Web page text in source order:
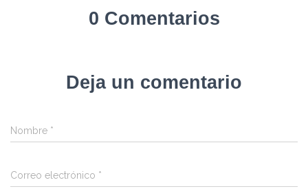
0 Comentarios
Deja un comentario
Nombre *
Correo electrónico *